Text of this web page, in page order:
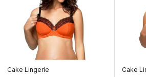
Cake Lingerie Cake